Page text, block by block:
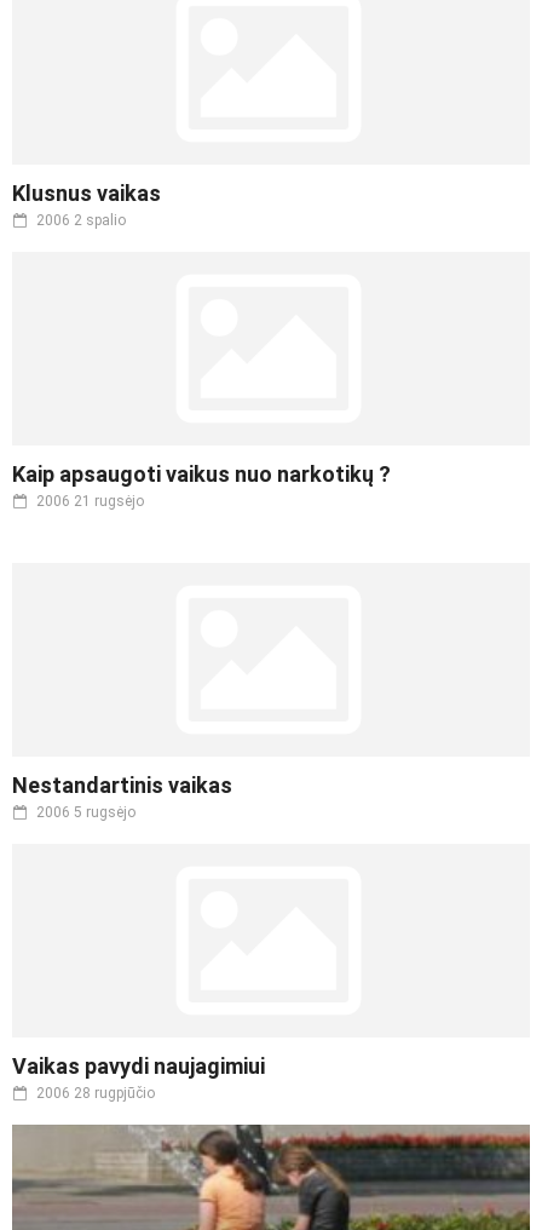
Klusnus vaikas
2006 2 spalio
Kaip apsaugoti vaikus nuo narkotikų ?
2006 21 rugsėjo
Nestandartinis vaikas
2006 5 rugsėjo
Vaikas pavydi naujagimiui
2006 28 rugpjūčio